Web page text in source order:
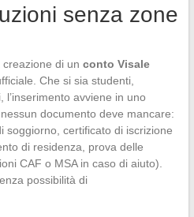
senza zone
di un conto Visale
Che si sia studenti,
avviene in uno
documento deve mancare:
soggiorno, certificato di iscrizione
di residenza, prova delle
CAF o MSA in caso di aiuto).
possibilità di